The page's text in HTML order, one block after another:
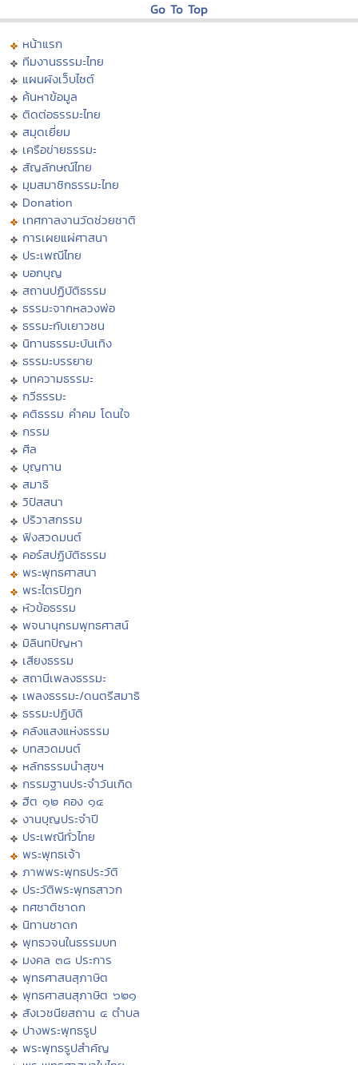
Go To Top
หน้าแรก
ทีมงานธรรมะไทย
แผนผังเว็บไซต์
ค้นหาข้อมูล
ติดต่อธรรมะไทย
สมุดเยี่ยม
เครือข่ายธรรมะ
สัญลักษณ์ไทย
มุมสมาชิกธรรมะไทย
Donation
เทศกาลงานวัดช่วยชาติ
การเผยแผ่ศาสนา
ประเพณีไทย
บอกบุญ
สถานปฏิบัติธรรม
ธรรมะจากหลวงพ่อ
ธรรมะกับเยาวชน
นิทานธรรมะบันเทิง
ธรรมะบรรยาย
บทความธรรมะ
กวีธรรมะ
คติธรรม คำคม โดนใจ
กรรม
ศีล
บุญทาน
สมาธิ
วิปัสสนา
ปริวาสกรรม
ฟังสวดมนต์
คอร์สปฏิบัติธรรม
พระพุทธศาสนา
พระไตรปิฏก
หัวข้อธรรม
พจนานุกรมพุทธศาสน์
มิลินทปัญหา
เสียงธรรม
สถานีเพลงธรรมะ
เพลงธรรมะ/ดนตรีสมาธิ
ธรรมะปฏิบัติ
คลังแสงแห่งธรรม
บทสวดมนต์
หลักธรรมนำสุขฯ
กรรมฐานประจำวันเกิด
ฮีต ๑๒ คอง ๑๔
งานบุญประจำปี
ประเพณีทั่วไทย
พระพุทธเจ้า
ภาพพระพุทธประวัติ
ประวัติพระพุทธสาวก
ทศชาติชาดก
นิทานชาดก
พุทธวจนในธรรมบท
มงคล ๓๘ ประการ
พุทธศาสนสุภาษิต
พุทธศาสนสุภาษิต ๖๒๑
สังเวชนียสถาน ๔ ตำบล
ปางพระพุทธรูป
พระพุทธรูปสำคัญ